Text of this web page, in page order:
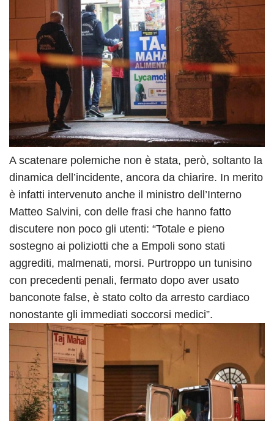
A scatenare polemiche non è stata, però, soltanto la
dinamica dell’incidente, ancora da chiarire. In merito
è infatti intervenuto anche il ministro dell’Interno
Matteo Salvini, con delle frasi che hanno fatto
discutere non poco gli utenti: “Totale e pieno
sostegno ai poliziotti che a Empoli sono stati
aggrediti, malmenati, morsi. Purtroppo un tunisino
con precedenti penali, fermato dopo aver usato
banconote false, è stato colto da arresto cardiaco
nonostante gli immediati soccorsi medici”.